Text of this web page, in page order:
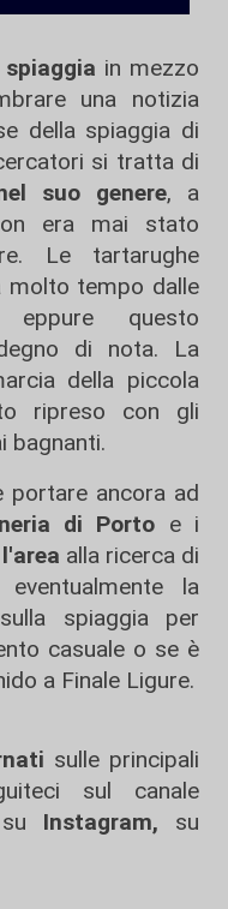
in mezzo
una notizia
della spiaggia di
si tratta di
suo genere, a
era mai stato
Le tartarughe
molto tempo dalle
questo
di nota. La
della piccola
ripreso con gli
bagnanti.
portare ancora ad
di Porto e i
alla ricerca di
la
spiaggia per
casuale o se è
a Finale Ligure.
sulle principali
sul canale
su Instagram, su